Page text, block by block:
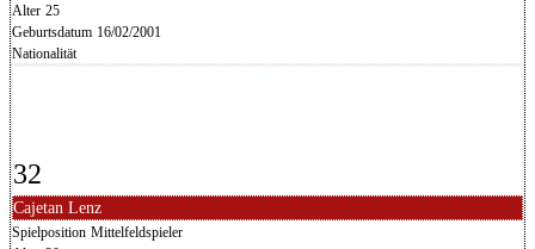
Alter 25
Geburtsdatum 16/02/2001
Nationalität
32
Cajetan Lenz
Spielposition Mittelfeldspieler